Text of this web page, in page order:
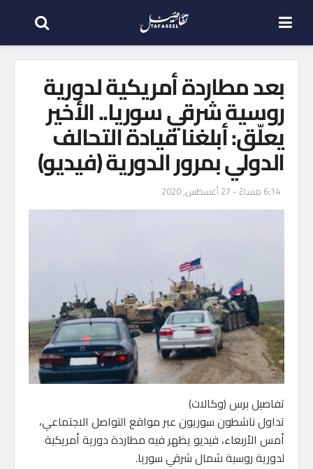
بعد مطاردة أمريكية لدورية
روسية شرقي سوريا.. الأخير
يعلّق: أبلغنا قيادة التحالف
الدولي بمرور الدورية (فيديو)
6:14 مساءً - 27 أغسطس, 2020
تفاصيل برس (وكالات)
تداول ناشطون سوريون عبر مواقع التواصل الاجتماعي،
أمس الأربعاء، فيديو يظهر فيه مطاردة دورية أمريكية
لدورية روسية شمال شرقي سوريا.